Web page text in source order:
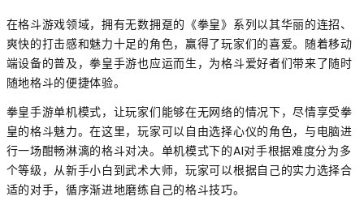
在格斗游戏领域，拥有无数拥趸的《拳皇》系列以其华丽的连招、
爽快的打击感和魅力十足的角色，赢得了玩家们的喜爱。随着移动
端设备的普及，拳皇手游也应运而生，为格斗爱好者们带来了随时
随地格斗的便捷体验。
拳皇手游单机模式，让玩家们能够在无网络的情况下，尽情享受拳
皇的格斗魅力。在这里，玩家可以自由选择心仪的角色，与电脑进
行一场酣畅淋漓的格斗对决。单机模式下的AI对手根据难度分为多
个等级，从新手小白到武术大师，玩家可以根据自己的实力选择合
适的对手，循序渐进地磨练自己的格斗技巧。